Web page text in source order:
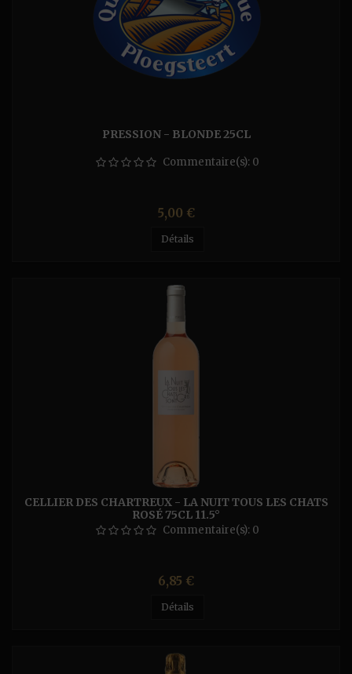
PRESSION - BLONDE 25CL
Commentaire(s): 0
Prix
5,00 €
Détails
CELLIER DES CHARTREUX - LA NUIT TOUS LES CHATS
ROSÉ 75CL 11.5°
Commentaire(s): 0
Prix
6,85 €
Détails